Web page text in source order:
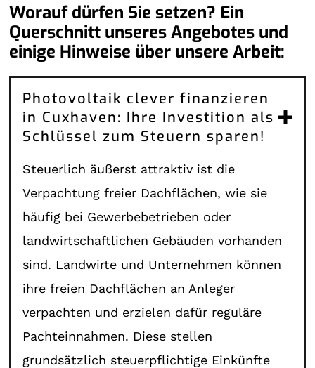
Worauf dürfen Sie setzen? Ein
Querschnitt unseres Angebotes und
einige Hinweise über unsere Arbeit:
Photovoltaik clever finanzieren
in Cuxhaven: Ihre Investition als
Schlüssel zum Steuern sparen!
Steuerlich äußerst attraktiv ist die
Verpachtung freier Dachflächen, wie sie
häufig bei Gewerbebetrieben oder
landwirtschaftlichen Gebäuden vorhanden
sind. Landwirte und Unternehmen können
ihre freien Dachflächen an Anleger
verpachten und erzielen dafür reguläre
Pachteinnahmen. Diese stellen
grundsätzlich steuerpflichtige Einkünfte